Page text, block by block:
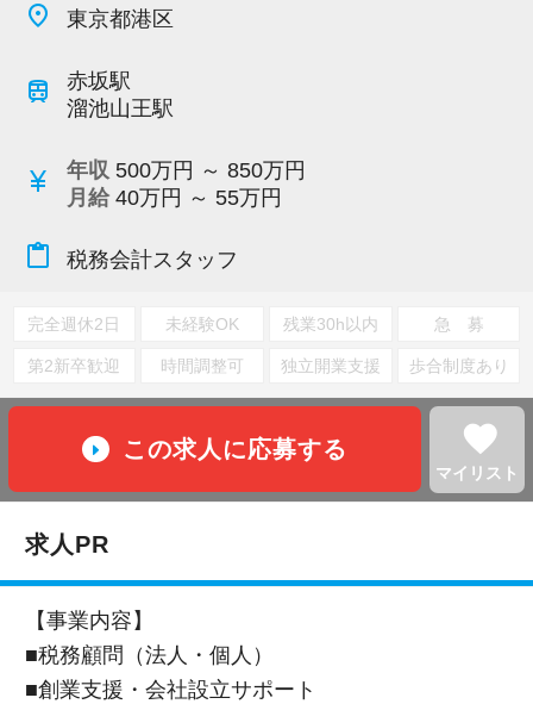
place 東京都港区
train
赤坂駅
溜池山王駅
currency_yen 年収 500万円 ～ 850万円
月給 40万円 ～ 55万円
content_paste 税務会計スタッフ
完全週休2日 未経験OK 残業30h以内 急 募
第2新卒歓迎 時間調整可 独立開業支援 歩合制度あり
この求人に応募する favorite
マイリスト
求人PR
【事業内容】
■税務顧問（法人・個人）
■創業支援・会社設立サポート